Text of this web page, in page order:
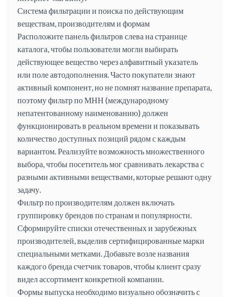
Система фильтрации и поиска по действующим
веществам, производителям и формам
Расположите панель фильтров слева на странице
каталога, чтобы пользователи могли выбирать
действующее вещество через алфавитный указатель
или поле автодополнения. Часто покупатели знают
активный компонент, но не помнят название препарата,
поэтому фильтр по МНН (международному
непатентованному наименованию) должен
функционировать в реальном времени и показывать
количество доступных позиций рядом с каждым
вариантом. Реализуйте возможность множественного
выбора, чтобы посетитель мог сравнивать лекарства с
разными активными веществами, которые решают одну
задачу.
Фильтр по производителям должен включать
группировку брендов по странам и популярности.
Сформируйте списки отечественных и зарубежных
производителей, выделив сертифицированные марки
специальными метками. Добавьте возле названия
каждого бренда счетчик товаров, чтобы клиент сразу
видел ассортимент конкретной компании.
Формы выпуска необходимо визуально обозначить с